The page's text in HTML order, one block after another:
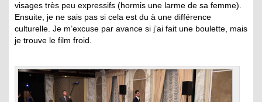
visages très peu expressifs (hormis une larme de sa femme).
Ensuite, je ne sais pas si cela est du à une différence
culturelle. Je m’excuse par avance si j’ai fait une boulette, mais
je trouve le film froid.